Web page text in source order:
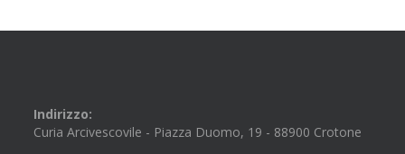
Indirizzo:
Curia Arcivescovile - Piazza Duomo, 19 - 88900 Crotone